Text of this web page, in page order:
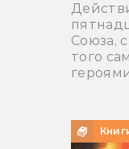
Союза,
того